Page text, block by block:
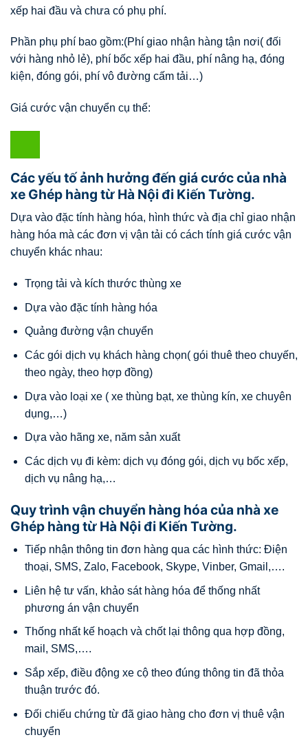
xếp hai đầu và chưa có phụ phí.
Phần phụ phí bao gồm:(Phí giao nhận hàng tận nơi( đối
với hàng nhỏ lẻ), phí bốc xếp hai đầu, phí nâng hạ, đóng
kiện, đóng gói, phí vô đường cấm tải…)
Giá cước vận chuyển cụ thể:
Các yếu tố ảnh hưởng đến giá cước của nhà
xe Ghép hàng từ Hà Nội đi Kiến Tường.
Dựa vào đặc tính hàng hóa, hình thức và địa chỉ giao nhận
hàng hóa mà các đơn vị vận tải có cách tính giá cước vận
chuyển khác nhau:
Trọng tải và kích thước thùng xe
Dựa vào đặc tính hàng hóa
Quảng đường vận chuyển
Các gói dịch vụ khách hàng chọn( gói thuê theo chuyến,
theo ngày, theo hợp đồng)
Dựa vào loại xe ( xe thùng bạt, xe thùng kín, xe chuyên
dụng,…)
Dựa vào hãng xe, năm sản xuất
Các dịch vụ đi kèm: dịch vụ đóng gói, dịch vụ bốc xếp,
dịch vụ nâng hạ,…
Quy trình vận chuyển hàng hóa của nhà xe
Ghép hàng từ Hà Nội đi Kiến Tường.
Tiếp nhận thông tin đơn hàng qua các hình thức: Điện
thoại, SMS, Zalo, Facebook, Skype, Vinber, Gmail,….
Liên hệ tư vấn, khảo sát hàng hóa để thống nhất
phương án vận chuyển
Thống nhất kế hoạch và chốt lại thông qua hợp đồng,
mail, SMS,….
Sắp xếp, điều động xe cộ theo đúng thông tin đã thỏa
thuận trước đó.
Đối chiếu chứng từ đã giao hàng cho đơn vị thuê vận
chuyển